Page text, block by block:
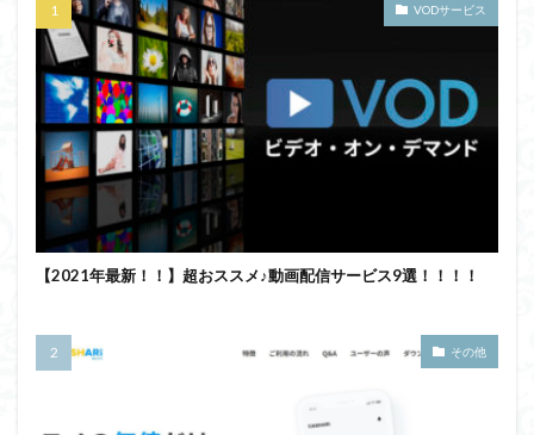
VODサービス
【2021年最新！！】超おススメ♪動画配信サービス9選！！！！
その他